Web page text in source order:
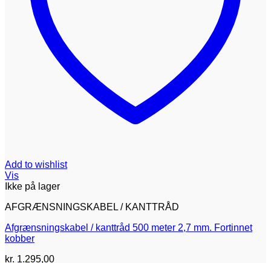
Add to wishlist
Vis
Ikke på lager
AFGRÆNSNINGSKABEL / KANTTRÅD
Afgrænsningskabel / kanttråd 500 meter 2,7 mm. Fortinnet
kobber
kr. 1.295,00